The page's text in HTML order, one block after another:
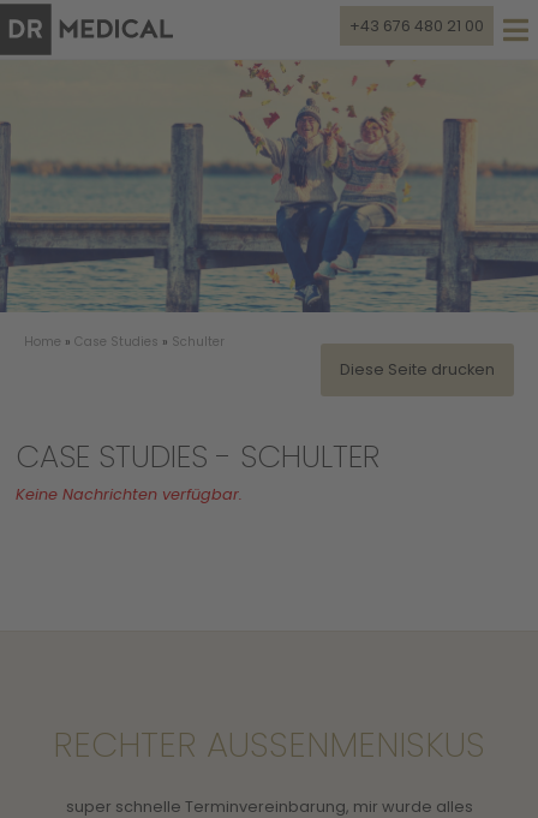
+43 676 480 21 00
Diese Seite drucken
Home » Case Studies » Schulter
CASE STUDIES - SCHULTER
Keine Nachrichten verfügbar.
RECHTER AUSSENMENISKUS
super schnelle Terminvereinbarung, mir wurde alles